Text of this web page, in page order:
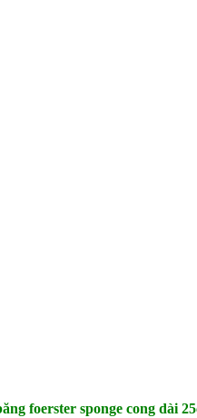
foerster sponge cong dài